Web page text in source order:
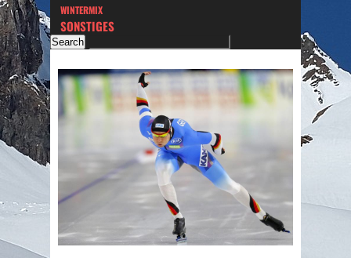
WINTERMIX
SONSTIGES